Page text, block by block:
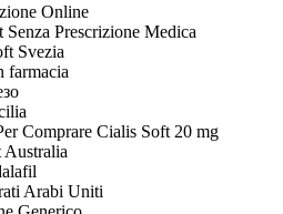
Online
Prescrizione Medica
Svezia
farmacia
Comprare Cialis Soft 20 mg
Australia
Arabi Uniti